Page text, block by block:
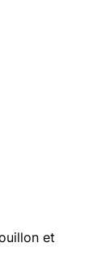
et